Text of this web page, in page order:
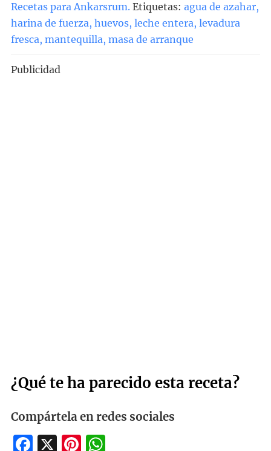
Recetas para Ankarsrum. Etiquetas: agua de azahar,
harina de fuerza, huevos, leche entera, levadura
fresca, mantequilla, masa de arranque
Publicidad
¿Qué te ha parecido esta receta?
Compártela en redes sociales
Facebook
X Pinterest
WhatsApp